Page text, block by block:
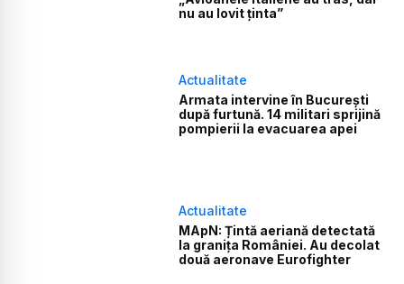
nu au lovit ținta”
Actualitate
Armata intervine în București
după furtună. 14 militari sprijină
pompierii la evacuarea apei
Actualitate
MApN: Țintă aeriană detectată
la granița României. Au decolat
două aeronave Eurofighter